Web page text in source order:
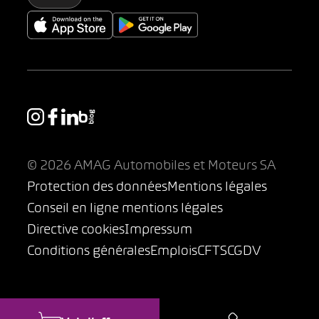
© 2026 AMAG Automobiles et Moteurs SA
Protection des donnéesMentions légales
Conseil en ligne mentions légales
Directive cookiesImpressum
Conditions généralesEmploisCFTSCGDV